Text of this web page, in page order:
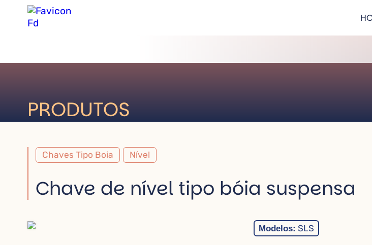
PRODUTOS
Chaves Tipo Boia Nível
Chave de nível tipo bóia suspensa
Modelos: SLS